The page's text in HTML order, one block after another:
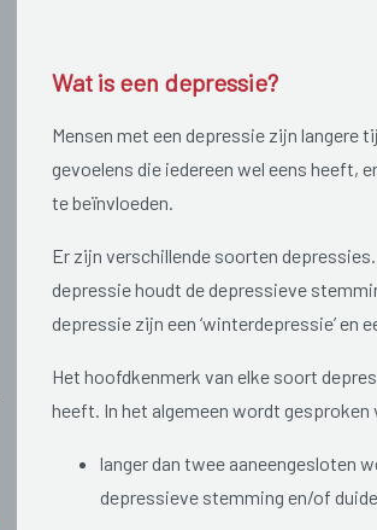
Wat is een depressie?
Mensen met een depressie zijn langere
gevoelens die iedereen wel eens heeft,
te beïnvloeden.
Er zijn verschillende soorten
depressie houdt de depressieve
depressie zijn een ‘winterdepressie’ en
Het hoofdkenmerk van elke soort
heeft. In het algemeen wordt gesproken
langer dan twee aaneengesloten
depressieve stemming en/of